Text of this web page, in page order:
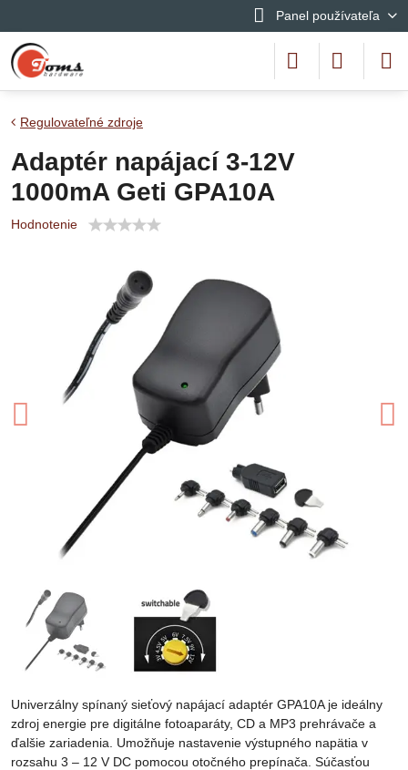
Panel používateľa
Regulovateľné zdroje
Adaptér napájací 3-12V
1000mA Geti GPA10A
Hodnotenie
Univerzálny spínaný sieťový napájací adaptér GPA10A je ideálny
zdroj energie pre digitálne fotoaparáty, CD a MP3 prehrávače a
ďalšie zariadenia. Umožňuje nastavenie výstupného napätia v
rozsahu 3 – 12 V DC pomocou otočného prepínača. Súčasťou